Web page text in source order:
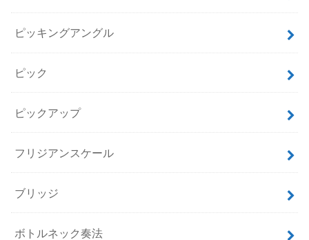
ピッキングアングル
ピック
ピックアップ
フリジアンスケール
ブリッジ
ボトルネック奏法